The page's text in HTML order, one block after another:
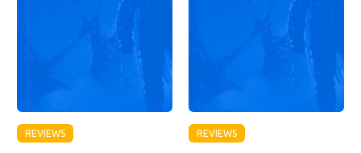
REVIEWS REVIEWS